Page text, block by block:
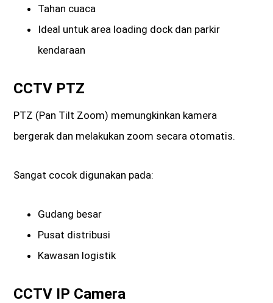
Tahan cuaca
Ideal untuk area loading dock dan parkir
kendaraan
CCTV PTZ
PTZ (Pan Tilt Zoom) memungkinkan kamera
bergerak dan melakukan zoom secara otomatis.
Sangat cocok digunakan pada:
Gudang besar
Pusat distribusi
Kawasan logistik
CCTV IP Camera